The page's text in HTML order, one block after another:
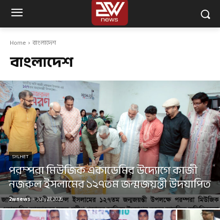
Home বাংলাদেশ
বাংলাদেশ
SYLHET
পরম্পরা মিউজিক একাডেমির উদ্যোগে কাজী
নজরুল ইসলামের ১২৭তম জন্মজয়ন্তী উদযাপিত
2wnews-July 27, 2026